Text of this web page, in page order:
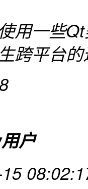
用一些
跨平台
户